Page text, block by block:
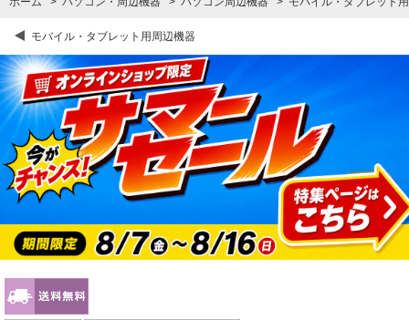
モバイル・タブレット用周辺機器